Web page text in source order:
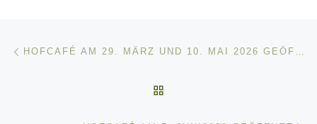
Beitragsnavigation